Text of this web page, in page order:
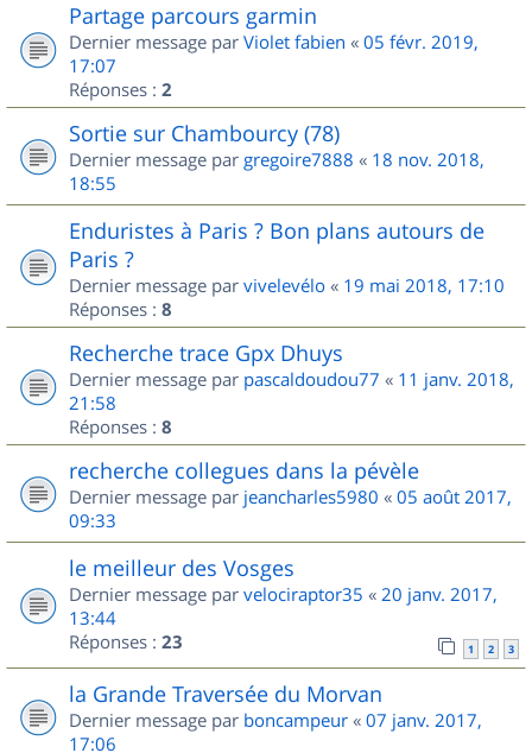
Partage parcours garmin
Dernier message par Violet fabien « 05 févr. 2019,
17:07
Réponses : 2
Sortie sur Chambourcy (78)
Dernier message par gregoire7888 « 18 nov. 2018,
18:55
Enduristes à Paris ? Bon plans autours de
Paris ?
Dernier message par vivelevélo « 19 mai 2018, 17:10
Réponses : 8
Recherche trace Gpx Dhuys
Dernier message par pascaldoudou77 « 11 janv. 2018,
21:58
Réponses : 8
recherche collegues dans la pévèle
Dernier message par jeancharles5980 « 05 août 2017,
09:33
le meilleur des Vosges
Dernier message par velociraptor35 « 20 janv. 2017,
13:44
Réponses : 23 1 2 3
la Grande Traversée du Morvan
Dernier message par boncampeur « 07 janv. 2017,
17:06